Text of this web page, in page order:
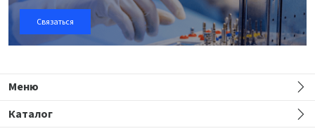
Связаться
Меню
Каталог